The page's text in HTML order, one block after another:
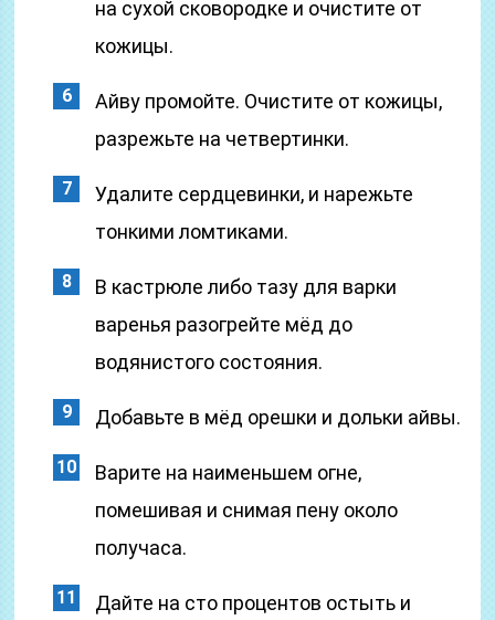
на сухой сковородке и очистите от
кожицы.
Айву промойте. Очистите от кожицы,
разрежьте на четвертинки.
Удалите сердцевинки, и нарежьте
тонкими ломтиками.
В кастрюле либо тазу для варки
варенья разогрейте мёд до
водянистого состояния.
Добавьте в мёд орешки и дольки айвы.
Варите на наименьшем огне,
помешивая и снимая пену около
получаса.
Дайте на сто процентов остыть и